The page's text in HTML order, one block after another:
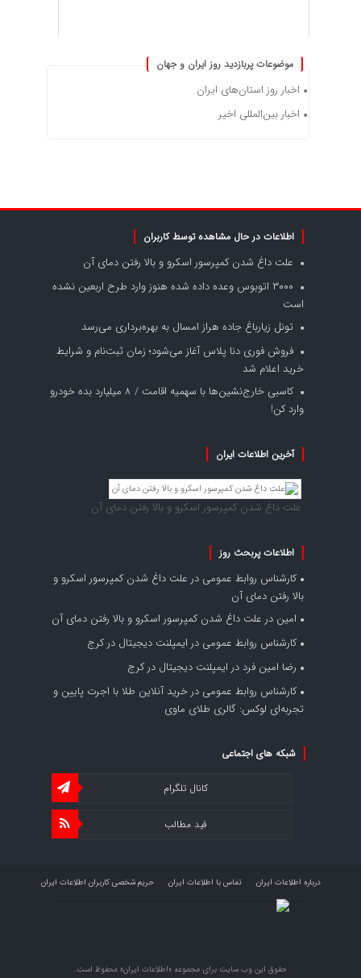
موضوعات پربازدید روز ایران و جهان
اخبار روز استان‌های ایران
اخبار بین‌المللی اخیر
اطلاعات در حال مشاهده توسط کاربران
علت داغ شدن کمپرسور اسکرو و بالا رفتن دمای آن
۳۰۰۰ اتوبوس وعده داده شده هنوز وارد طرح اربعین نشده
است
تونل زیارباغ جاده هراز امسال به بهره‌برداری می‌رسد
فروش فوری دنا پلاس آغاز می‌شود؛ زمان ثبت‌نام و شرایط
خرید اعلام شد
کاسبی خارج‌نشین‌ها با سهمیه اقامت / ۸ میلیارد بده خودرو
وارد کن!
آخرین اطلاعات ایران
علت داغ شدن کمپرسور اسکرو و بالا رفتن دمای آن
اطلاعات پربحث روز
کارشناس روابط عمومی در علت داغ شدن کمپرسور اسکرو و
بالا رفتن دمای آن
امین در علت داغ شدن کمپرسور اسکرو و بالا رفتن دمای آن
کارشناس روابط عمومی در ایمپلنت دیجیتال در کرج
رضا امین فرد در ایمپلنت دیجیتال در کرج
کارشناس روابط عمومی در خرید آنلاین طلا با اجرت پایین و
تجربه‌ای لوکس: گالری طلای ماوی
شبکه های اجتماعی
کانال تلگرام
فید مطالب
درباره اطلاعات ایران تماس با اطلاعات ایران حریم شخصی کاربران اطلاعات ایران
شرایط بازنشر محتوا در اطلاعات ایران
حقوق این وب سایت برای مجموعه «اطلاعات‌ ایران» محفوظ است.